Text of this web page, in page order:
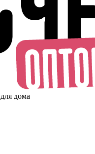
дома